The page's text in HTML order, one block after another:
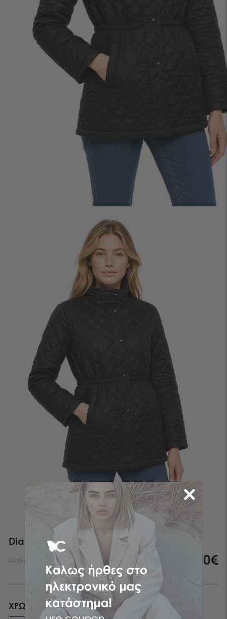
Diamond Shield Parka
Κωδικός: 53101017-999 99,50€
ΧΡΏΜΑ BLACK